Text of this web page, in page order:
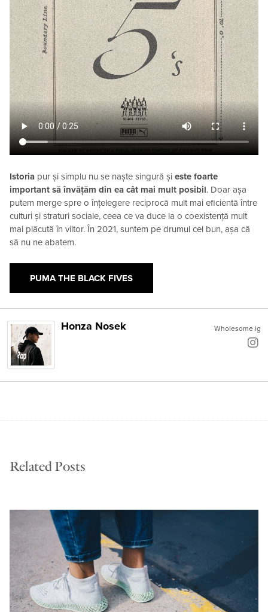
Istoria pur și simplu nu se naște singură și este foarte
important să învățăm din ea cât mai mult posibil. Doar așa
putem merge spre o înțelegere reciprocă mult mai eficientă între
culturi și straturi sociale, ceea ce va duce la o coexistență mult
mai plăcută în viitor. În 2021, suntem pe drumul cel bun, așa că
să nu ne abatem.
PUMA THE BLACK FIVES
Wholesome ig
Honza Nosek
Related Posts